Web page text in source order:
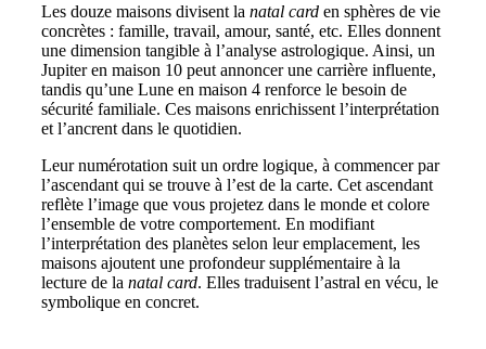
Les douze maisons divisent la natal card en sphères de vie
concrètes : famille, travail, amour, santé, etc. Elles donnent
une dimension tangible à l’analyse astrologique. Ainsi, un
Jupiter en maison 10 peut annoncer une carrière influente,
tandis qu’une Lune en maison 4 renforce le besoin de
sécurité familiale. Ces maisons enrichissent l’interprétation
et l’ancrent dans le quotidien.
Leur numérotation suit un ordre logique, à commencer par
l’ascendant qui se trouve à l’est de la carte. Cet ascendant
reflète l’image que vous projetez dans le monde et colore
l’ensemble de votre comportement. En modifiant
l’interprétation des planètes selon leur emplacement, les
maisons ajoutent une profondeur supplémentaire à la
lecture de la natal card. Elles traduisent l’astral en vécu, le
symbolique en concret.